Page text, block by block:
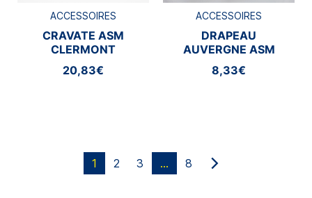
ACCESSOIRES
CRAVATE ASM
CLERMONT
20,83€
ACCESSOIRES
DRAPEAU
AUVERGNE ASM
CLERMONT
8,33€
1 2 3 … 8